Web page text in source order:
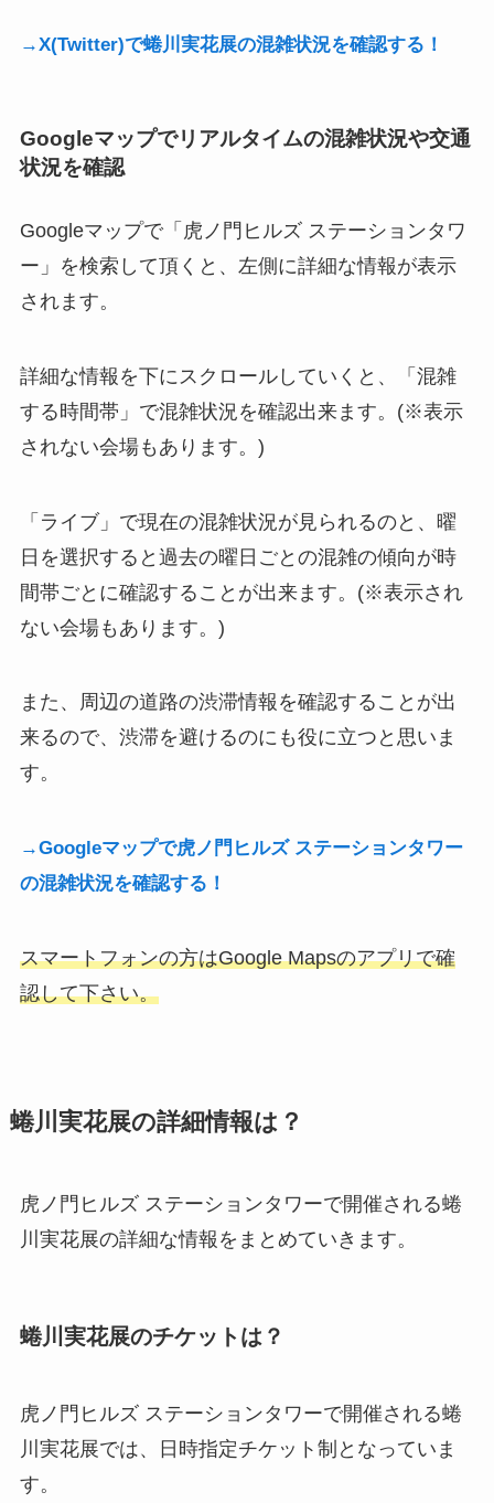
→X(Twitter)で蜷川実花展の混雑状況を確認する！
Googleマップでリアルタイムの混雑状況や交通
状況を確認
Googleマップで「虎ノ門ヒルズ ステーションタワ
ー」を検索して頂くと、左側に詳細な情報が表示
されます。
詳細な情報を下にスクロールしていくと、「混雑
する時間帯」で混雑状況を確認出来ます。(※表示
されない会場もあります。)
「ライブ」で現在の混雑状況が見られるのと、曜
日を選択すると過去の曜日ごとの混雑の傾向が時
間帯ごとに確認することが出来ます。(※表示され
ない会場もあります。)
また、周辺の道路の渋滞情報を確認することが出
来るので、渋滞を避けるのにも役に立つと思いま
す。
→Googleマップで虎ノ門ヒルズ ステーションタワー
の混雑状況を確認する！
スマートフォンの方はGoogle Mapsのアプリで確
認して下さい。
蜷川実花展の詳細情報は？
虎ノ門ヒルズ ステーションタワーで開催される蜷
川実花展の詳細な情報をまとめていきます。
蜷川実花展のチケットは？
虎ノ門ヒルズ ステーションタワーで開催される蜷
川実花展では、日時指定チケット制となっていま
す。